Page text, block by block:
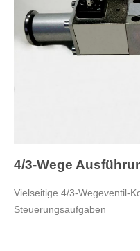
4/3-Wege
Vielseitige 4/3-Wegeventil-
Steuerungsaufgaben